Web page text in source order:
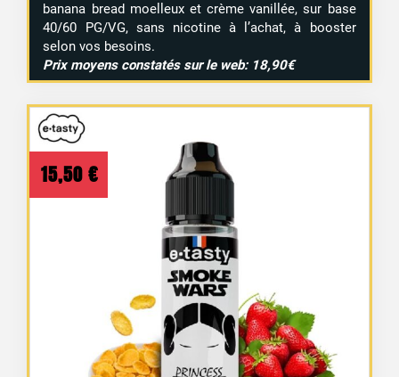
banana bread moelleux et crème vanillée, sur base
40/60 PG/VG, sans nicotine à l’achat, à booster
selon vos besoins.
Prix moyens constatés sur le web: 18,90€
15,50 €